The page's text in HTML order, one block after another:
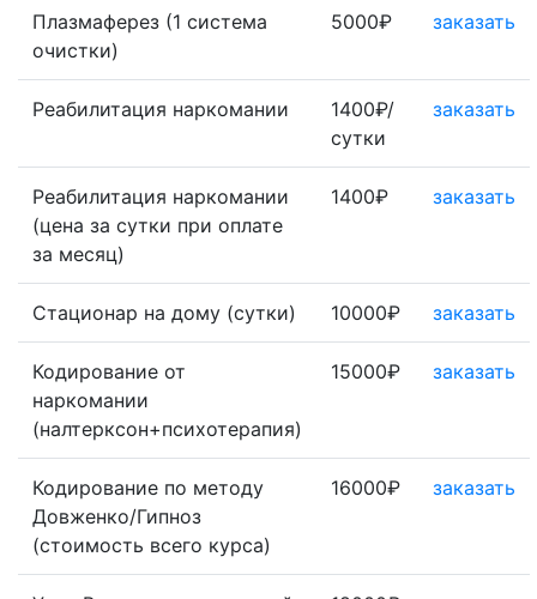
Плазмаферез (1 система
очистки)
5000₽ заказать
Реабилитация наркомании
1400₽/
сутки
заказать
Реабилитация наркомании
(цена за сутки при оплате
за месяц)
1400₽ заказать
Стационар на дому (сутки) 10000₽ заказать
Кодирование от
наркомании
(налтерксон+психотерапия)
15000₽ заказать
Кодирование по методу
Довженко/Гипноз
(стоимость всего курса)
16000₽ заказать